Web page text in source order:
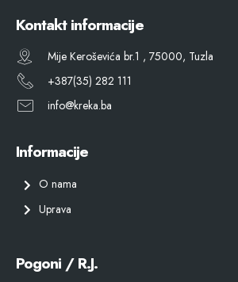
Kontakt informacije
Mije Keroševića br.1 , 75000, Tuzla
+387(35) 282 111
info@kreka.ba
Informacije
O nama
Uprava
Pogoni / R.J.